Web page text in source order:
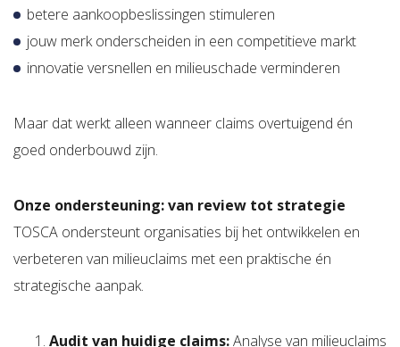
betere aankoopbeslissingen stimuleren
jouw merk onderscheiden in een competitieve markt
innovatie versnellen en milieuschade verminderen
Maar dat werkt alleen wanneer claims overtuigend én
goed onderbouwd zijn.
Onze ondersteuning: van review tot strategie
TOSCA ondersteunt organisaties bij het ontwikkelen en
verbeteren van milieuclaims met een praktische én
strategische aanpak.
Audit van huidige claims:Analyse van milieuclaims